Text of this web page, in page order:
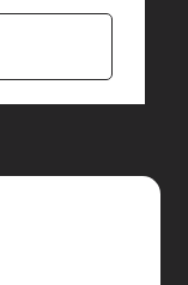
есть
течет.
(песок,
и